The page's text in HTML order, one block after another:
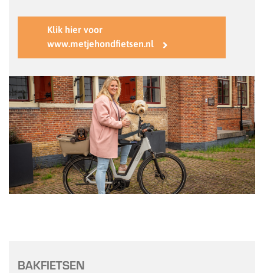
Klik hier voor
www.metjehondfietsen.nl
BAKFIETSEN